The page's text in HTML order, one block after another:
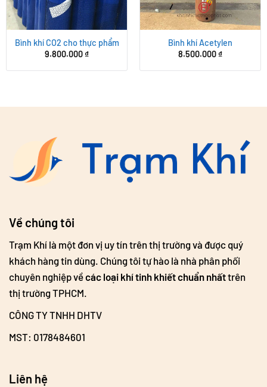
Bình khí CO2 cho thực phẩm
9.800.000₫
Bình khí Acetylen
8.500.000₫
Về chúng tôi
Trạm Khí là một đơn vị uy tín trên thị trường và được quý
khách hàng tin dùng. Chúng tôi tự hào là nhà phân phối
chuyên nghiệp vềcác loại khí tinh khiết chuẩn nhấttrên
thị trường TPHCM.
CÔNG TY TNHH DHTV
MST: 0178484601
Liên hệ